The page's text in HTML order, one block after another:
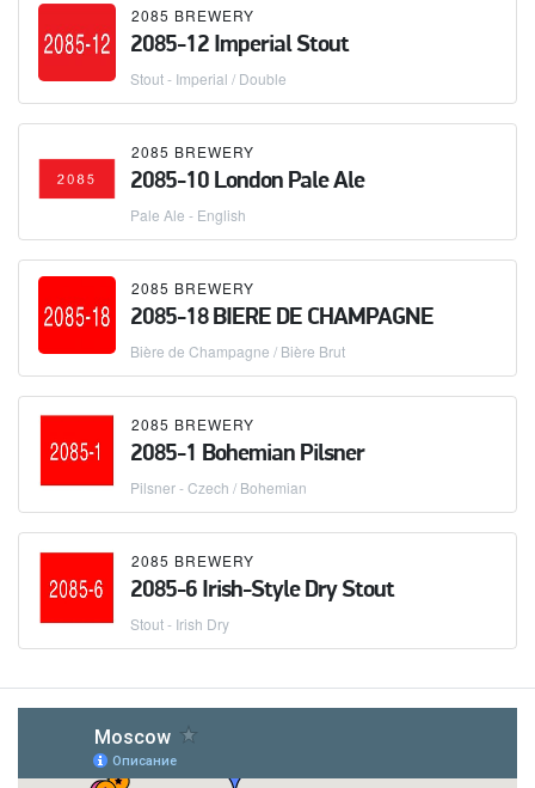
2085 BREWERY
2085-12 Imperial Stout
Stout - Imperial / Double
2085 BREWERY
2085-10 London Pale Ale
Pale Ale - English
2085 BREWERY
2085-18 BIERE DE CHAMPAGNE
Bière de Champagne / Bière Brut
2085 BREWERY
2085-1 Bohemian Pilsner
Pilsner - Czech / Bohemian
2085 BREWERY
2085-6 Irish-Style Dry Stout
Stout - Irish Dry